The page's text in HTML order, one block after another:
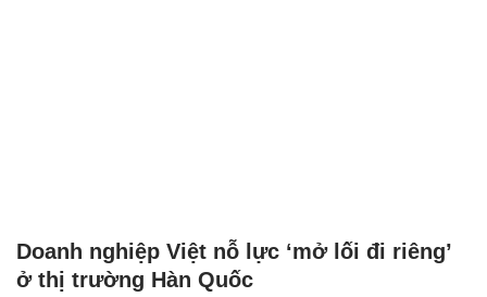
Doanh nghiệp Việt nỗ lực ‘mở lối đi riêng’
ở thị trường Hàn Quốc